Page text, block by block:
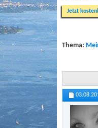
Jetzt
Thema: